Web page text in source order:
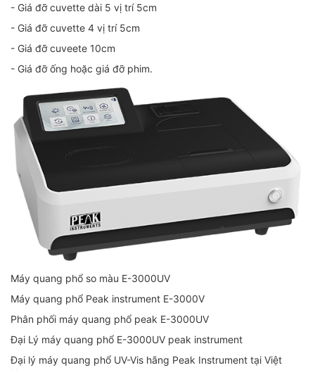
- Giá đỡ cuvette dài 5 vị trí 5cm
- Giá đỡ cuvette 4 vị trí 5cm
- Giá đỡ cuveete 10cm
- Giá đỡ ống hoặc giá đỡ phim.
Máy quang phổ so màu E-3000UV
Máy quang phổ Peak instrument E-3000V
Phân phối máy quang phổ peak E-3000UV
Đại Lý máy quang phổ E-3000UV peak instrument
Đại lý máy quang phổ UV-Vis hãng Peak Instrument tại Việt